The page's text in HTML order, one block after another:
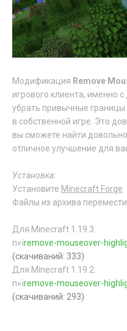
Модификация Remove
игрового клиента, именно
убрать привычные
в собственной игре. Это
вы сможете найти
отличное улучшение для
Установка:
Установите Minecraft Forge
Файлы из архива
Для Minecraft 1.19.3:
п»їremove-mouseover-
(cкачиваний: 333)
Для Minecraft 1.19.2:
п»їremove-mouseover-
(cкачиваний: 293)